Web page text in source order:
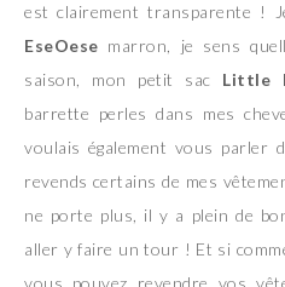
est clairement transparente !
EseOese marron, je sens
saison, mon petit sac Little
barrette perles dans mes
voulais également vous parler
revends certains de mes
ne porte plus, il y a plein de
aller y faire un tour ! Et si